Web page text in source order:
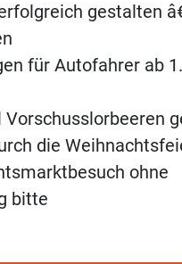
gestalten
für Autofahrer ab
Vorschusslorbeeren
die
ohne
bitte